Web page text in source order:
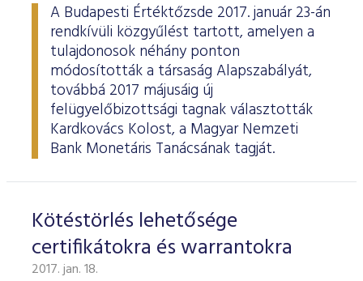
A Budapesti Értéktőzsde 2017. január 23-án
rendkívüli közgyűlést tartott, amelyen a
tulajdonosok néhány ponton
módosították a társaság Alapszabályát,
továbbá 2017 májusáig új
felügyelőbizottsági tagnak választották
Kardkovács Kolost, a Magyar Nemzeti
Bank Monetáris Tanácsának tagját.
Kötéstörlés lehetősége
certifikátokra és warrantokra
2017. jan. 18.